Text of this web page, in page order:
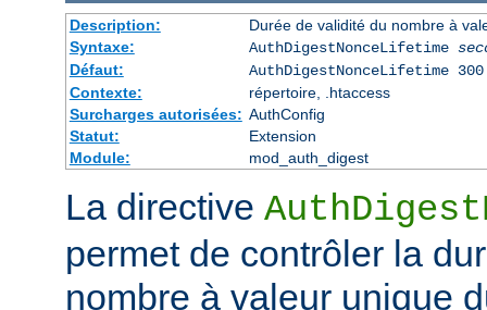
Description:
Durée de validité du nombre à
Syntaxe:
AuthDigestNonceLifetime
Défaut:
AuthDigestNonceLifetime 300
Contexte:
répertoire, .htaccess
Surcharges autorisées: AuthConfig
Statut:
Extension
Module:
mod_auth_digest
La directive
permet de contrôler la
nombre à valeur unique